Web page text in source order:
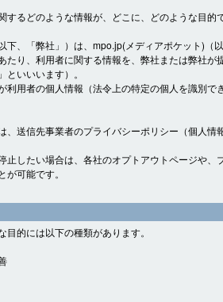
するどのような情報が、どこに、どのような目的
下、「弊社」）は、mpo.jp(メディアポケット)（
たり、利用者に関する情報を、弊社または弊社が
いいいます）。
利用者の個人情報（法令上の特定の個人を識別で
、送信先事業者のプライバシーポリシー（個人情
止したい場合は、各社のオプトアウトページや、
可能です。
目的には以下の種類があります。